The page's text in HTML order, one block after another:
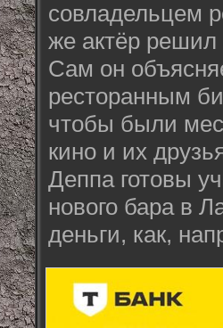
совладельцем
же актёр решил
Сам он
ресторанным
чтобы были
кино и их
Деппа готовы
нового бара в
деньги, как,